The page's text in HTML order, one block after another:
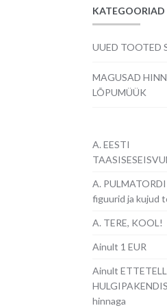
KATEGOORIAD
UUED TOOTED
MAGUSAD
LÕPUMÜÜK
A. EESTI
A.
figuurid ja kujud
A. TERE, KOOL!
Ainult 1 EUR
Ainult
hinnaga